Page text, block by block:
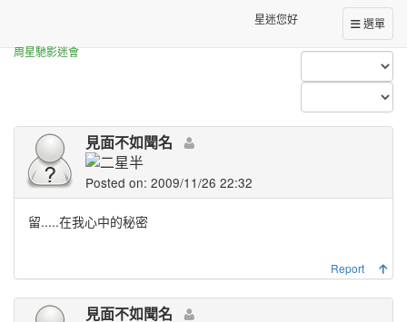
選單
星迷您好
周星馳影迷會
All Posts (見面不如聞名)
見面不如聞名
Posted on: 2009/11/26 22:32
留.....在我心中的秘密
Report
見面不如聞名